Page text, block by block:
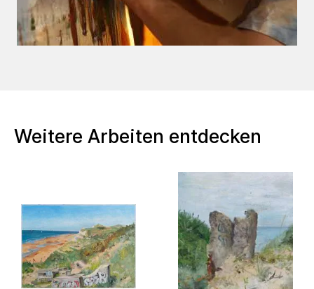
Weitere Arbeiten entdecken